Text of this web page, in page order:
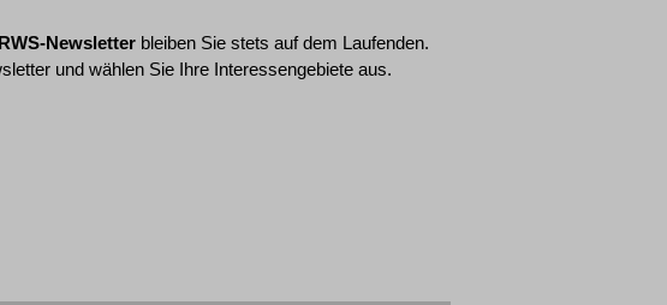
RWS-Newsletter bleiben Sie stets auf dem Laufenden.
und wählen Sie Ihre Interessengebiete aus.